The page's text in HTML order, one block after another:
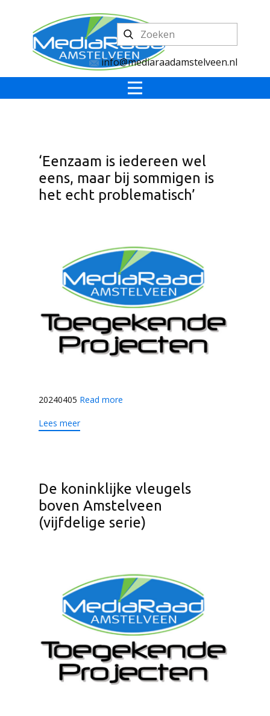
info@mediaraadamstelveen.nl
‘Eenzaam is iedereen wel
eens, maar bij sommigen is
het echt problematisch’
20240405 Read more
Lees meer
De koninklijke vleugels
boven Amstelveen
(vijfdelige serie)